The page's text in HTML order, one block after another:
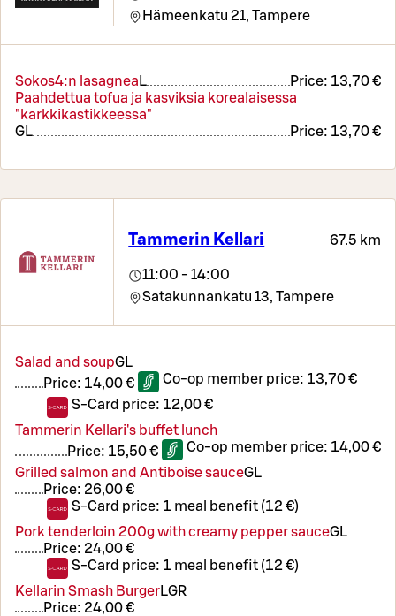
Hämeenkatu 21, Tampere
Sokos4:n lasagnea L Price: 13,70 €
Paahdettua tofua ja kasviksia korealaisessa
"karkkikastikkeessa"
GL Price: 13,70 €
Tammerin Kellari 67.5 km
11:00 - 14:00
Satakunnankatu 13, Tampere
Salad and soupGL
Price: 14,00 € Co-op member price: 13,70 €
S-Card price: 12,00 €
Tammerin Kellari's buffet lunch
Price: 15,50 € Co-op member price: 14,00 €
Grilled salmon and Antiboise sauceGL
Price: 26,00 €
S-Card price: 1 meal benefit (12 €)
Pork tenderloin 200g with creamy pepper sauceGL
Price: 24,00 €
S-Card price: 1 meal benefit (12 €)
Kellarin Smash BurgerLGR
Price: 24,00 €